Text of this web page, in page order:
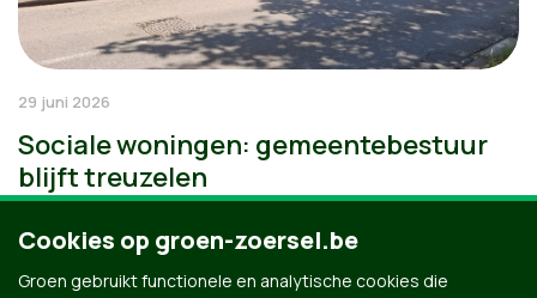
29 juni 2026
Sociale woningen: gemeentebestuur
blijft treuzelen
Cookies op groen-zoersel.be
Groen gebruikt functionele en analytische cookies die